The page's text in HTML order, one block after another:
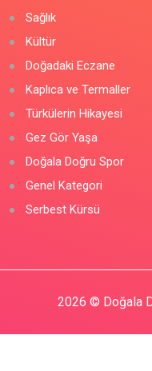
Sağlık
Kültür
Doğadaki Eczane
Kaplıca ve Termaller
Türkülerin Hikayesi
Gez Gör Yaşa
Doğala Doğru Spor
Genel Kategori
Serbest Kürsü
2026 © Doğala